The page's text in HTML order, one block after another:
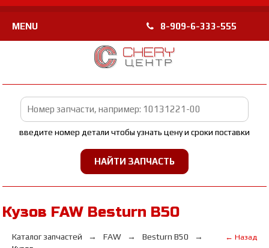
MENU 8-909-6-333-555
введите номер детали чтобы узнать цену и сроки поставки
Кузов FAW Besturn B50
Каталог запчастей FAW
Besturn B50
← Назад